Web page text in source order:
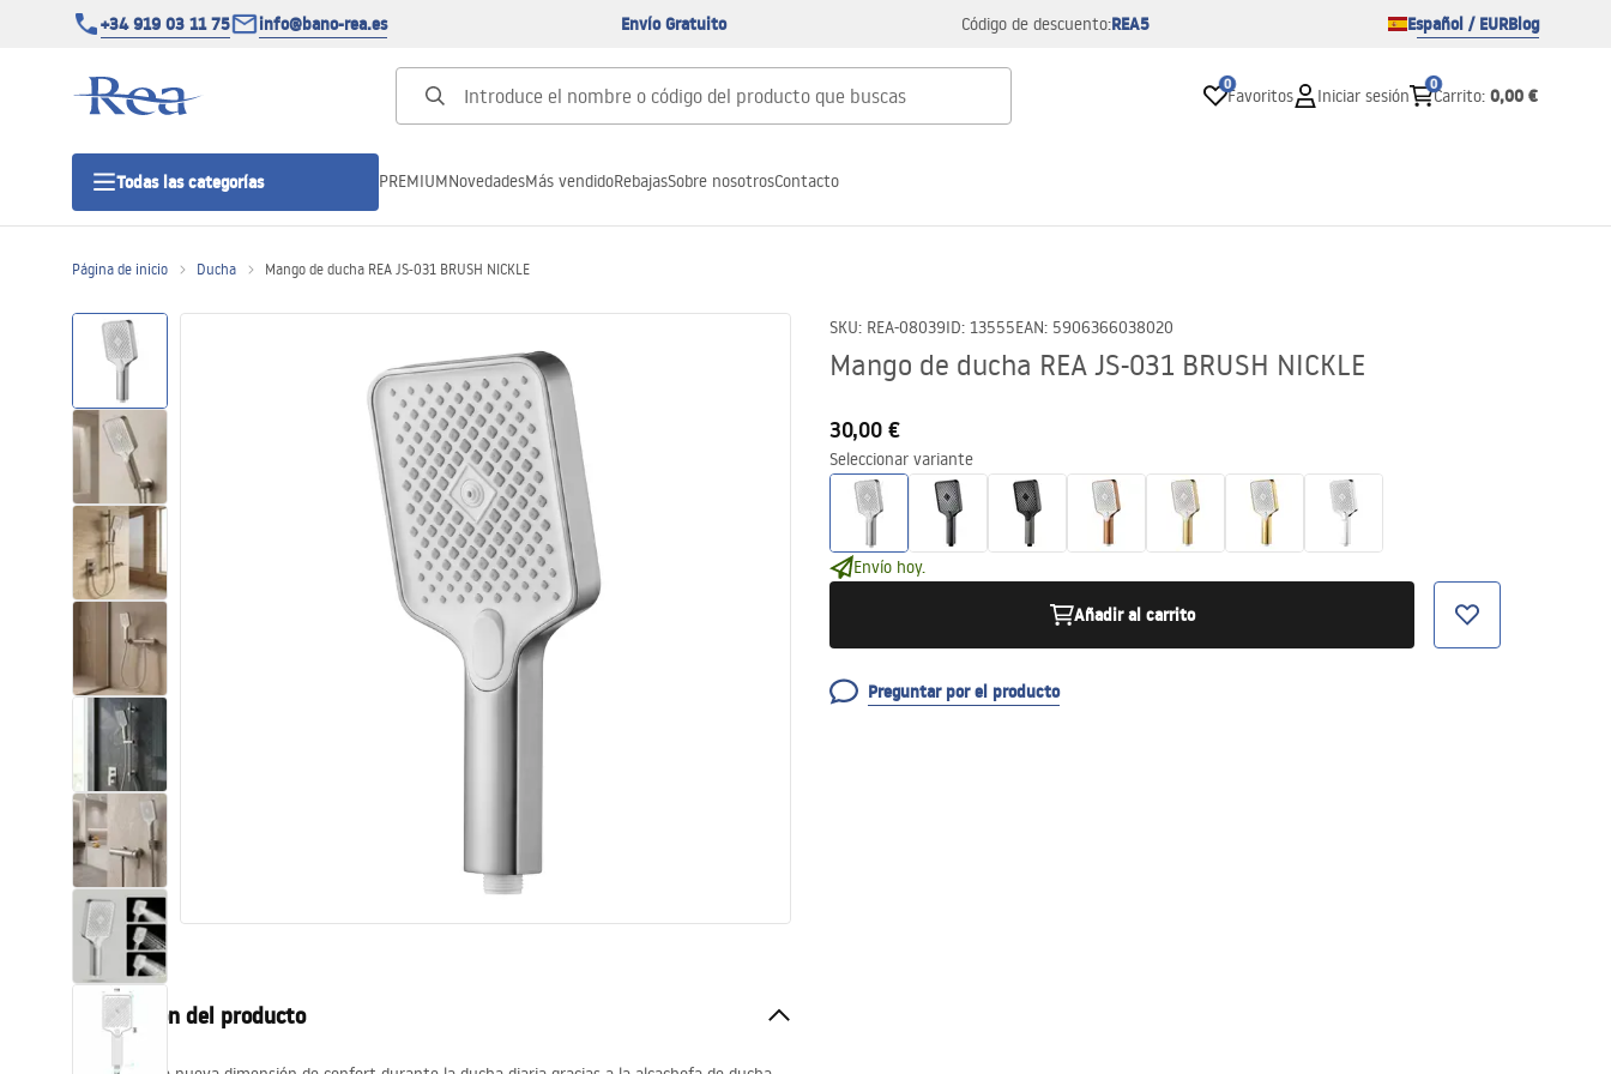
+34 919 03 11 75 info@bano-rea.es Envío Gratuito Código de descuento:REA5 Español / EURBlog
0
Favoritos Iniciar sesión
0
Carrito: 0,00 €
Todas las categorías
Drenajes lineales
Inodoro, Bidé
Lavabos
Bañeras y mamparas
Grifería
Ducha
Cocina
Accesorios de baño
PREMIUMNovedadesMás vendidoRebajasSobre nosotrosContacto
Página de inicio Ducha Mango de ducha REA JS-031 BRUSH NICKLE
SKU: REA-08039ID: 13555EAN: 5906366038020
Mango de ducha REA JS-031 BRUSH NICKLE
30,00 €
Seleccionar variante
Envío hoy.
Añadir al carrito
Preguntar por el producto
Descripción del producto